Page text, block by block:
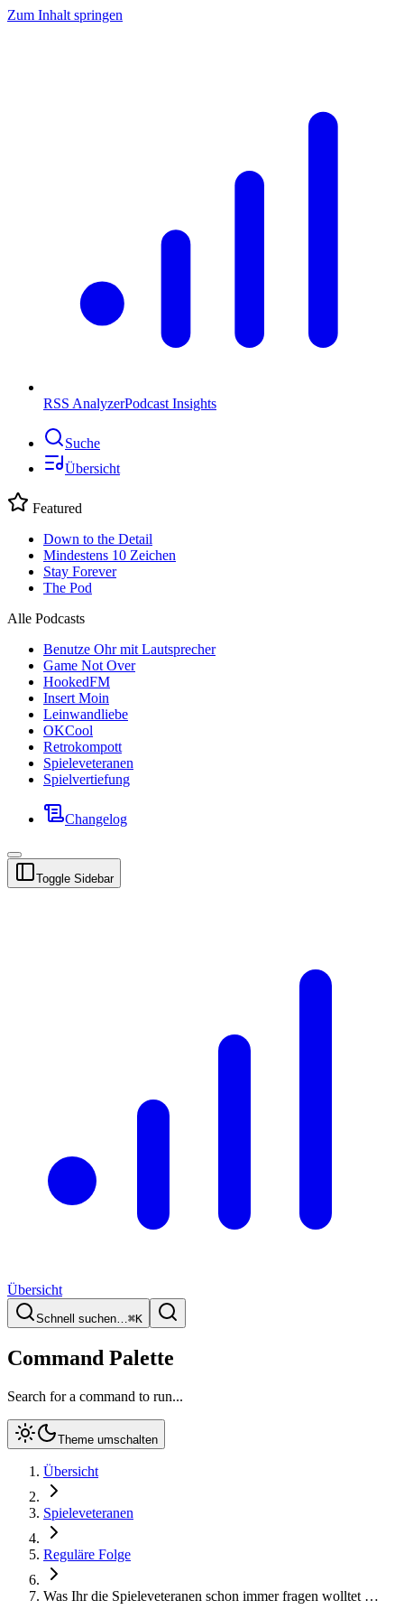
Zum Inhalt springen
RSS AnalyzerPodcast Insights
Suche
Übersicht
Featured
Down to the Detail
Mindestens 10 Zeichen
Stay Forever
The Pod
Alle Podcasts
Benutze Ohr mit Lautsprecher
Game Not Over
HookedFM
Insert Moin
Leinwandliebe
OKCool
Retrokompott
Spieleveteranen
Spielvertiefung
Changelog
Toggle Sidebar
Übersicht
Schnell suchen…⌘K
Command Palette
Search for a command to run...
Theme umschalten
Übersicht
Spieleveteranen
Reguläre Folge
Was Ihr die Spieleveteranen schon immer fragen wolltet …